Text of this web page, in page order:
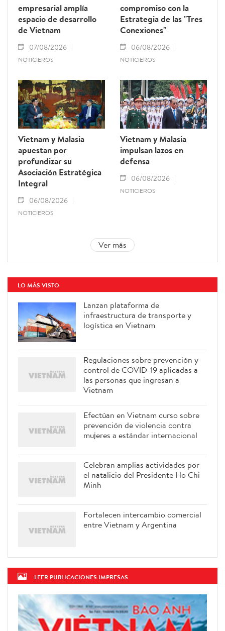
empresarial amplía
espacio de desarrollo
de Vietnam
07/08/2026
NOTICIEROS
compromiso con la
Estrategia de las "Tres
Conexiones"
06/08/2026
NOTICIEROS
Vietnam y Malasia
apuestan por
profundizar su
Asociación Estratégica
Integral
06/08/2026
NOTICIEROS
Vietnam y Malasia
impulsan lazos en
defensa
06/08/2026
NOTICIEROS
Ver más
LO MÁS VISTO
Lanzan plataforma de
infraestructura de transporte y
logística en Vietnam
Regulaciones sobre prevención y
control de COVID-19 aplicadas a
las personas que ingresan a
Vietnam
Efectúan en Vietnam curso sobre
prevención de violencia contra
mujeres a estándar internacional
Celebran amplias actividades por
el natalicio del Presidente Ho Chi
Minh
Fortalecen intercambio comercial
entre Vietnam y Argentina
LEER PUBLICACIONES IMPRESAS